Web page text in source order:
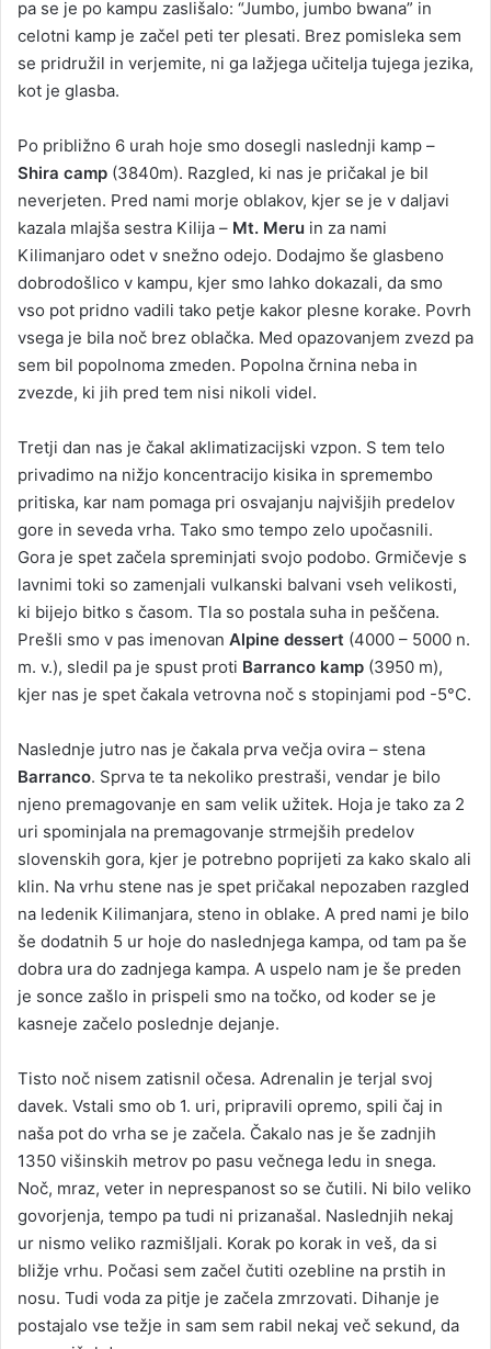
pa se je po kampu zaslišalo: “Jumbo, jumbo bwana” in
celotni kamp je začel peti ter plesati. Brez pomisleka sem
se pridružil in verjemite, ni ga lažjega učitelja tujega jezika,
kot je glasba.
Po približno 6 urah hoje smo dosegli naslednji kamp –
Shira camp (3840m). Razgled, ki nas je pričakal je bil
neverjeten. Pred nami morje oblakov, kjer se je v daljavi
kazala mlajša sestra Kilija – Mt. Meru in za nami
Kilimanjaro odet v snežno odejo. Dodajmo še glasbeno
dobrodošlico v kampu, kjer smo lahko dokazali, da smo
vso pot pridno vadili tako petje kakor plesne korake. Povrh
vsega je bila noč brez oblačka. Med opazovanjem zvezd pa
sem bil popolnoma zmeden. Popolna črnina neba in
zvezde, ki jih pred tem nisi nikoli videl.
Tretji dan nas je čakal aklimatizacijski vzpon. S tem telo
privadimo na nižjo koncentracijo kisika in spremembo
pritiska, kar nam pomaga pri osvajanju najvišjih predelov
gore in seveda vrha. Tako smo tempo zelo upočasnili.
Gora je spet začela spreminjati svojo podobo. Grmičevje s
lavnimi toki so zamenjali vulkanski balvani vseh velikosti,
ki bijejo bitko s časom. Tla so postala suha in peščena.
Prešli smo v pas imenovan Alpine dessert (4000 – 5000 n.
m. v.), sledil pa je spust proti Barranco kamp (3950 m),
kjer nas je spet čakala vetrovna noč s stopinjami pod -5°C.
Naslednje jutro nas je čakala prva večja ovira – stena
Barranco. Sprva te ta nekoliko prestraši, vendar je bilo
njeno premagovanje en sam velik užitek. Hoja je tako za 2
uri spominjala na premagovanje strmejših predelov
slovenskih gora, kjer je potrebno poprijeti za kako skalo ali
klin. Na vrhu stene nas je spet pričakal nepozaben razgled
na ledenik Kilimanjara, steno in oblake. A pred nami je bilo
še dodatnih 5 ur hoje do naslednjega kampa, od tam pa še
dobra ura do zadnjega kampa. A uspelo nam je še preden
je sonce zašlo in prispeli smo na točko, od koder se je
kasneje začelo poslednje dejanje.
Tisto noč nisem zatisnil očesa. Adrenalin je terjal svoj
davek. Vstali smo ob 1. uri, pripravili opremo, spili čaj in
naša pot do vrha se je začela. Čakalo nas je še zadnjih
1350 višinskih metrov po pasu večnega ledu in snega.
Noč, mraz, veter in neprespanost so se čutili. Ni bilo veliko
govorjenja, tempo pa tudi ni prizanašal. Naslednjih nekaj
ur nismo veliko razmišljali. Korak po korak in veš, da si
bližje vrhu. Počasi sem začel čutiti ozebline na prstih in
nosu. Tudi voda za pitje je začela zmrzovati. Dihanje je
postajalo vse težje in sam sem rabil nekaj več sekund, da